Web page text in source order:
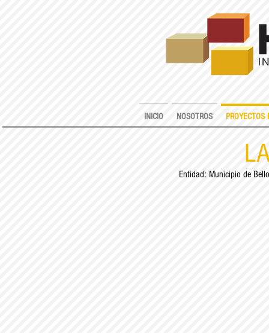
INICIO NOSOTROS PROYECTOS
Entidad: Municipio de